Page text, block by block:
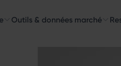
Outils & données marché